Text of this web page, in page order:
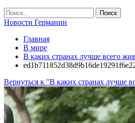
Новости Германии
Главная
В мире
В каких странах лучше всего
Вернуться к "В каких странах лучше